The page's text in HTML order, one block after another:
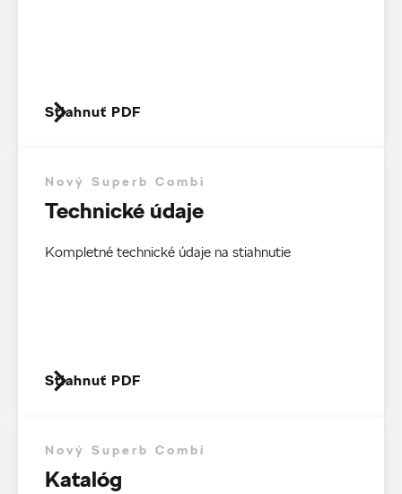
Stiahnuť PDF
Nový Superb Combi
Technické údaje
Kompletné technické údaje na stiahnutie
Stiahnuť PDF
Nový Superb Combi
Katalóg